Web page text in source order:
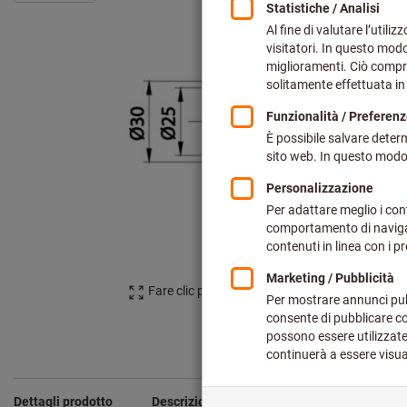
Fare clic per ingrandire l‘immagine
Dettagli prodotto Descrizione